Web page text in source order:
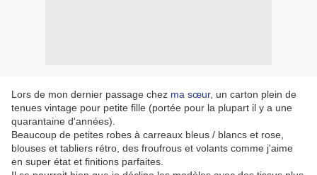
Lors de mon dernier passage chez ma sœur, un carton plein de
tenues vintage pour petite fille (portée pour la plupart il y a une
quarantaine d'années).
Beaucoup de petites robes à carreaux bleus / blancs et rose,
blouses et tabliers rétro, des froufrous et volants comme j'aime
en super état et finitions parfaites.